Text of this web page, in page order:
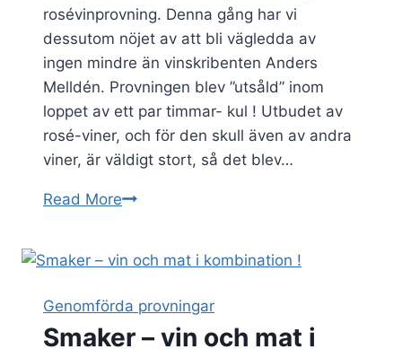
rosévinprovning. Denna gång har vi
dessutom nöjet av att bli vägledda av
ingen mindre än vinskribenten Anders
Melldén. Provningen blev ”utsåld” inom
loppet av ett par timmar- kul ! Utbudet av
rosé-viner, och för den skull även av andra
viner, är väldigt stort, så det blev…
Read MoreRosévinsprovning
2023
Genomförda provningar
Smaker – vin och mat i